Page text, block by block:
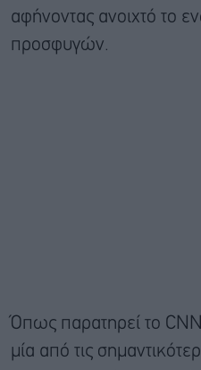
αφήνοντας ανοιχτό το
προσφυγών.
Όπως παρατηρεί το
μία από τις